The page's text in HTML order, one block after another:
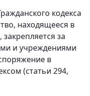
кодекса
находящееся в
за
и учреждениями
в
(статьи 294,